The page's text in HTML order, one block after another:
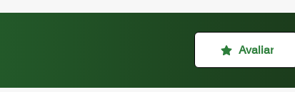
Avaliar